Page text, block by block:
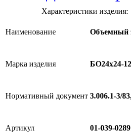
Характеристики изделия:
Наименование Объемный
Марка изделия БО24х24-12
Нормативный документ 3.006.1-3/
Артикул 01-039-0289